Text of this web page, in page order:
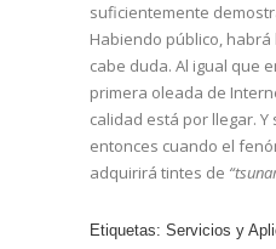
suficientemente
Habiendo público,
cabe duda. Al igual que
primera oleada de
calidad está por llegar. Y
entonces cuando el
adquirirá tintes de
Etiquetas: Servicios y